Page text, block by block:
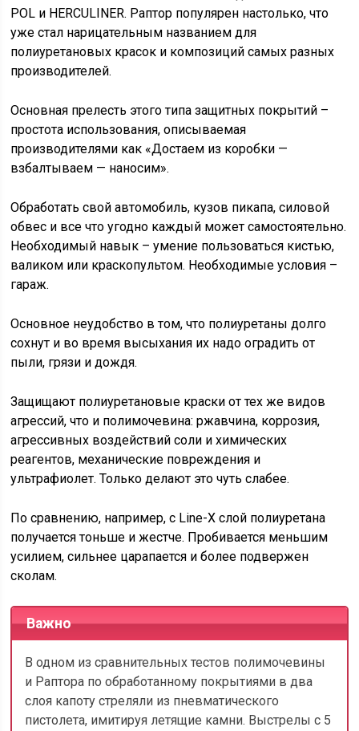
POL и HERCULINER. Раптор популярен настолько, что
уже стал нарицательным названием для
полиуретановых красок и композиций самых разных
производителей.
Основная прелесть этого типа защитных покрытий –
простота использования, описываемая
производителями как «Достаем из коробки —
взбалтываем — наносим».
Обработать свой автомобиль, кузов пикапа, силовой
обвес и все что угодно каждый может самостоятельно.
Необходимый навык – умение пользоваться кистью,
валиком или краскопультом. Необходимые условия –
гараж.
Основное неудобство в том, что полиуретаны долго
сохнут и во время высыхания их надо оградить от
пыли, грязи и дождя.
Защищают полиуретановые краски от тех же видов
агрессий, что и полимочевина: ржавчина, коррозия,
агрессивных воздействий соли и химических
реагентов, механические повреждения и
ультрафиолет. Только делают это чуть слабее.
По сравнению, например, с Line-X слой полиуретана
получается тоньше и жестче. Пробивается меньшим
усилием, сильнее царапается и более подвержен
сколам.
Важно
В одном из сравнительных тестов полимочевины
и Раптора по обработанному покрытиями в два
слоя капоту стреляли из пневматического
пистолета, имитируя летящие камни. Выстрелы с 5